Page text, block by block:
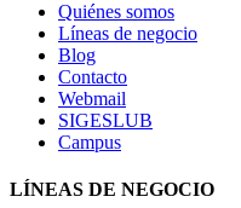
Quiénes somos
Líneas de negocio
Blog
Contacto
Webmail
SIGESLUB
Campus
LÍNEAS DE NEGOCIO